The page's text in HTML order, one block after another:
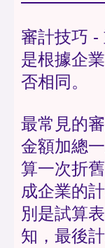
審計技巧 -
是根據企
否相同。
最常見的
金額加總
算一次折
成企業的
別是試算
知，最後